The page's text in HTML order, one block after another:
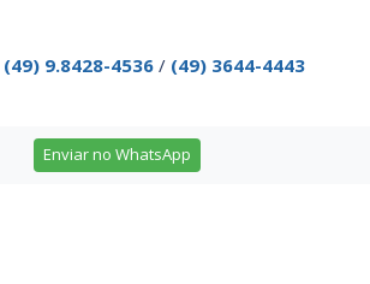
(49) 9.8428-4536 / (49) 3644-4443
Enviar no WhatsApp